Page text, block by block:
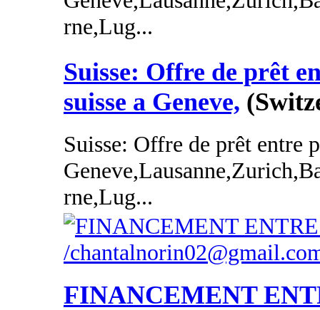
rne,Lug...
Suisse: Offre de prêt
suisse a Geneve,
Suisse: Offre de prêt entre
rne,Lug...
FINANCEMENT